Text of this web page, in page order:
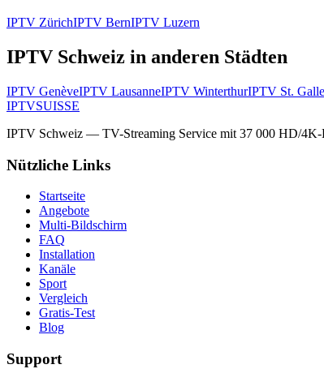
IPTV ZürichIPTV BernIPTV Luzern
IPTV Schweiz in anderen Städten
IPTV GenèveIPTV LausanneIPTV WinterthurIPTV St.
IPTVSUISSE
IPTV Schweiz — TV-Streaming Service mit 37 000 HD/4K-
Nützliche Links
Startseite
Angebote
Multi-Bildschirm
FAQ
Installation
Kanäle
Sport
Vergleich
Gratis-Test
Blog
Support